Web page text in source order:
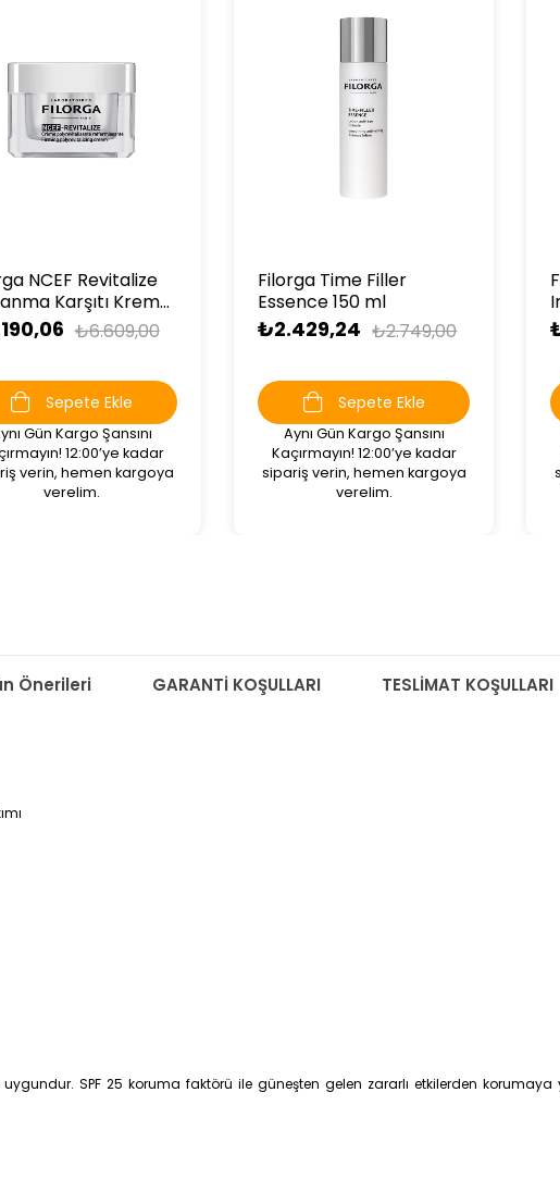
NCEF Revitalize
Karşıtı Krem
₺6.609,00
Sepete Ekle
Gün Kargo Şansını
12:00’ye kadar
verin, hemen kargoya
verelim.
Filorga Time Filler
Essence 150 ml
₺2.429,24 ₺2.749,00
Sepete Ekle
Aynı Gün Kargo Şansını
Kaçırmayın! 12:00’ye kadar
sipariş verin, hemen kargoya
verelim.
Önerileri GARANTİ KOŞULLARI TESLİMAT KOŞULLARI
SPF 25 koruma faktörü ile güneşten gelen zararlı etkilerden korumaya